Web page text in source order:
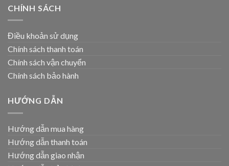
CHÍNH SÁCH
Điều khoản sử dụng
Chính sách thanh toán
Chính sách vận chuyển
Chính sách bảo hành
HƯỚNG DẪN
Hướng dẫn mua hàng
Hướng dẫn thanh toán
Hướng dẫn giao nhận